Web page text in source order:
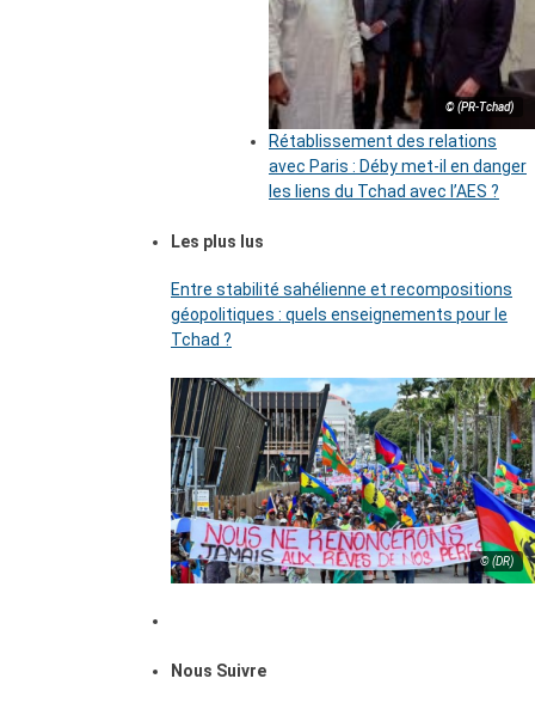
© (PR-Tchad)
Rétablissement des relations
avec Paris : Déby met-il en danger
les liens du Tchad avec l’AES ?
Les plus lus
Entre stabilité sahélienne et recompositions
géopolitiques : quels enseignements pour le
Tchad ?
© (DR)
Nous Suivre